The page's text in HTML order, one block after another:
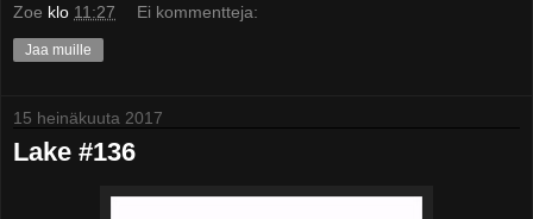
Zoe klo 11:27 Ei kommentteja:
Jaa muille
15 heinäkuuta 2017
Lake #136